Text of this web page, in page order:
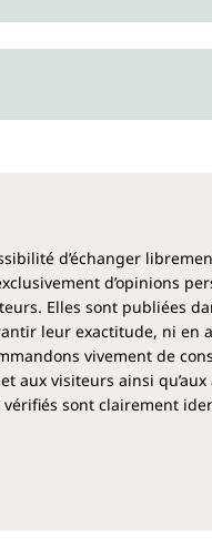
d’échanger
d’opinions
Elles sont publiées
leur exactitude, ni en
vivement de
aux visiteurs ainsi
sont clairement